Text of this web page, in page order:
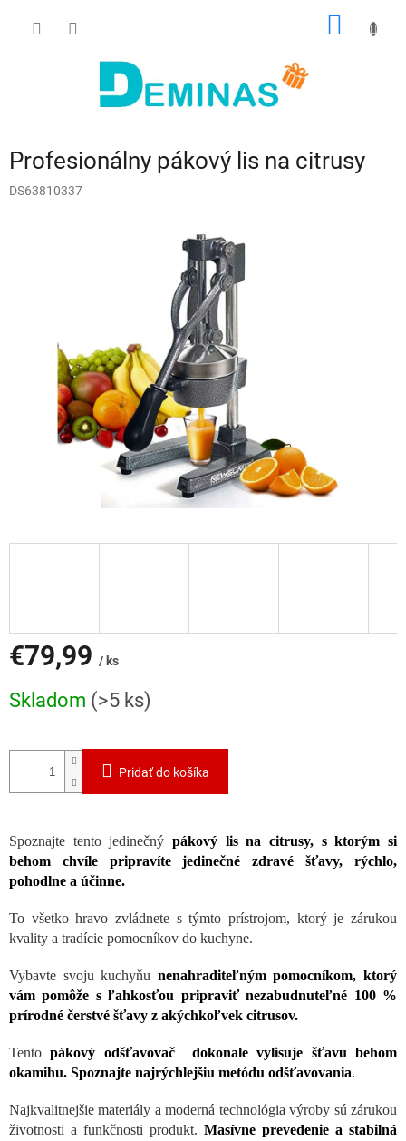
Profesionálny pákový lis na citrusy
DS63810337
€79,99 / ks
cena:
Skladom (>5 ks)
Pridať do košíka
Spoznajte tento jedinečný pákový lis na citrusy, s ktorým si
behom chvíle pripravíte jedinečné zdravé šťavy, rýchlo,
pohodlne a účinne.
To všetko hravo zvládnete s týmto prístrojom, ktorý je zárukou
kvality a tradície pomocníkov do kuchyne.
Vybavte svoju kuchyňu nenahraditeľným pomocníkom, ktorý
vám pomôže s ľahkosťou pripraviť nezabudnuteľné 100 %
prírodné čerstvé šťavy z akýchkoľvek citrusov.
Tentopákový odšťavovač
dokonale vylisuje šťavu behom
okamihu. Spoznajte najrýchlejšiu metódu odšťavovania.
Najkvalitnejšie materiály a moderná technológia výroby sú zárukou
životnosti a funkčnosti produkt. Masívne prevedenie a stabilná